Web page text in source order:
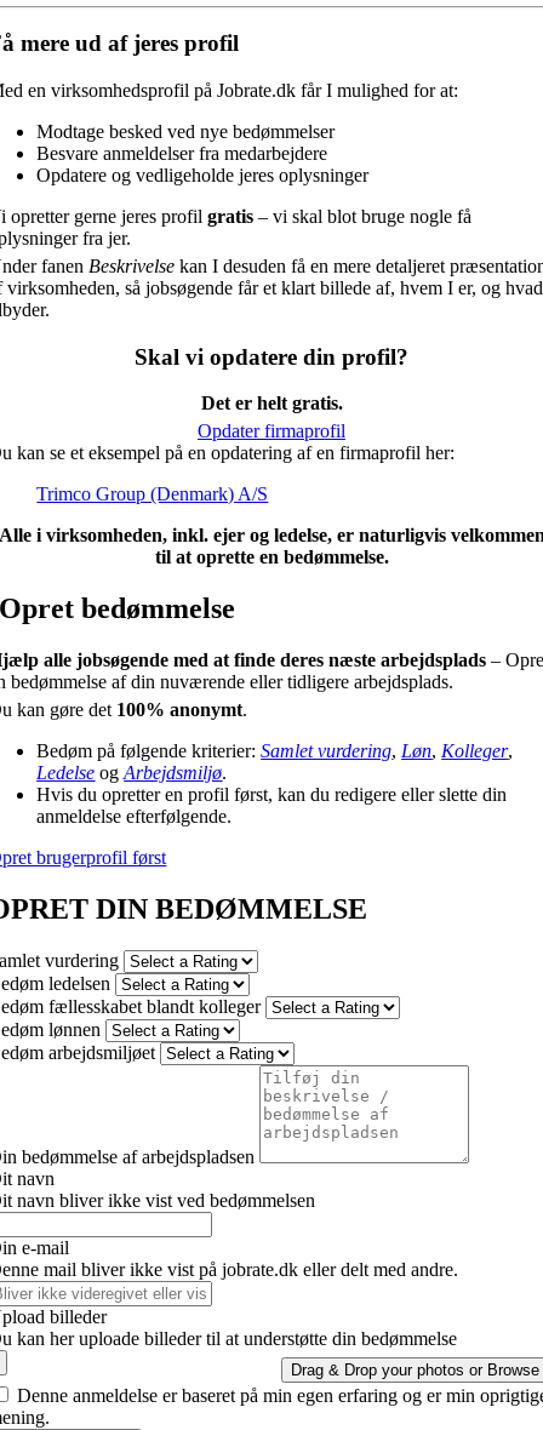
mere ud af jeres profil
en virksomhedsprofil på Jobrate.dk får I mulighed for at:
Modtage besked ved nye bedømmelser
Besvare anmeldelser fra medarbejdere
Opdatere og vedligeholde jeres oplysninger
opretter gerne jeres profilgratis – vi skal blot bruge nogle få
fra jer.
fanen Beskrivelse kan I desuden få en mere detaljeret
virksomheden, så jobsøgende får et klart billede af, hvem I er, og
Skal vi opdatere din profil?
Det er helt gratis.
Opdater firmaprofil
kan se et eksempel på en opdatering af en firmaprofil her:
Trimco Group (Denmark) A/S
i virksomheden, inkl. ejer og ledelse, er naturligvis
til at oprette en bedømmelse.
Opret bedømmelse
alle jobsøgende med at finde deres næste arbejdsplads –
bedømmelse af din nuværende eller tidligere arbejdsplads.
kan gøre det 100% anonymt.
Bedøm på følgende kriterier:Samlet vurdering, Løn, Kolleger,
Ledelse ogArbejdsmiljø.
Hvis du opretter en profil først, kan du redigere eller slette din
anmeldelse efterfølgende.
brugerprofil først
DIN BEDØMMELSE
vurdering
ledelsen
fællesskabet blandt kolleger
lønnen
arbejdsmiljøet
bedømmelse af arbejdspladsen
navn
navn bliver ikke vist ved bedømmelsen
e-mail
mail bliver ikke vist på jobrate.dk eller delt med andre.
billeder
kan her uploade billeder til at understøtte din bedømmelse
Drag & Drop your photos or Browse
Denne anmeldelse er baseret på min egen erfaring og er min